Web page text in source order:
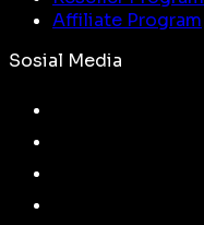
Affiliate Program
Sosial Media